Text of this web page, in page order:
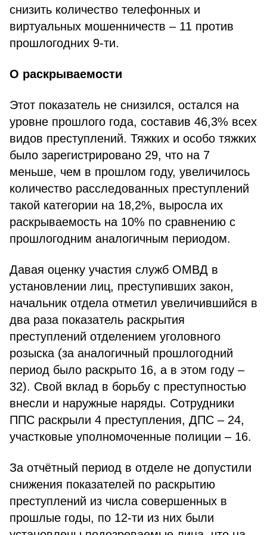
снизить количество телефонных и
виртуальных мошенничеств – 11 против
прошлогодних 9-ти.
О раскрываемости
Этот показатель не снизился, остался на
уровне прошлого года, составив 46,3% всех
видов преступлений. Тяжких и особо тяжких
было зарегистрировано 29, что на 7
меньше, чем в прошлом году, увеличилось
количество расследованных преступлений
такой категории на 18,2%, выросла их
раскрываемость на 10% по сравнению с
прошлогодним аналогичным периодом.
Давая оценку участия служб ОМВД в
установлении лиц, преступивших закон,
начальник отдела отметил увеличившийся в
два раза показатель раскрытия
преступлений отделением уголовного
розыска (за аналогичный прошлогодний
период было раскрыто 16, а в этом году –
32). Свой вклад в борьбу с преступностью
внесли и наружные наряды. Сотрудники
ППС раскрыли 4 преступления, ДПС – 24,
участковые уполномоченные полиции – 16.
За отчётный период в отделе не допустили
снижения показателей по раскрытию
преступлений из числа совершенных в
прошлые годы, по 12-ти из них были